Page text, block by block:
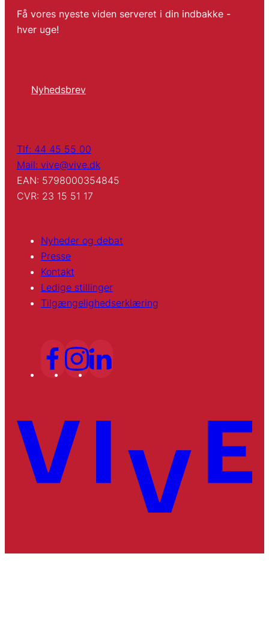
Få vores nyeste viden serveret i din indbakke -
hver uge!
Nyhedsbrev
Tlf: 44 45 55 00
Mail: vive@vive.dk
EAN: 5798000354845
CVR: 23 15 51 17
Nyheder og debat
Presse
Kontakt
Ledige stillinger
Tilgængelighedserklæring